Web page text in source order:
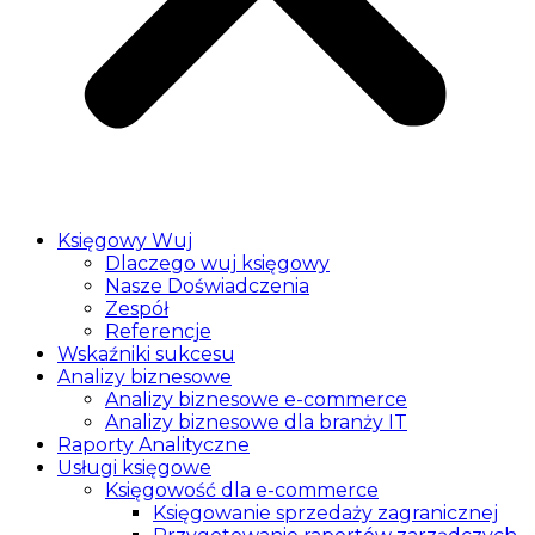
Księgowy Wuj
Dlaczego wuj księgowy
Nasze Doświadczenia
Zespół
Referencje
Wskaźniki sukcesu
Analizy biznesowe
Analizy biznesowe e-commerce
Analizy biznesowe dla branży IT
Raporty Analityczne
Usługi księgowe
Księgowość dla e-commerce
Księgowanie sprzedaży zagranicznej